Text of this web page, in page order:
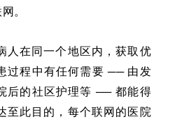
。
人在同一个地区内，获取优
过程中有任何需要 ── 由发
后的社区护理等 ── 都能得
至此目的，每个联网的医院